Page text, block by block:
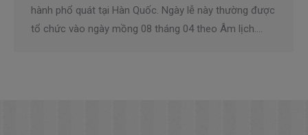
hành phổ quát tại Hàn Quốc. Ngày lễ này thường được
tổ chức vào ngày mồng 08 tháng 04 theo Âm lịch.…